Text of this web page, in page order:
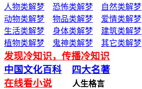
人物类解梦 恐怖类解梦
自然类解梦
动物类解梦
物品类解梦
爱情类解梦
生活类解梦
身体类解梦
建筑类解梦
植物类解梦
鬼神类解梦 其它类解梦
发现冷知识，传播冷知识
中国文化百科
四大名著
在线看小说
人生格言